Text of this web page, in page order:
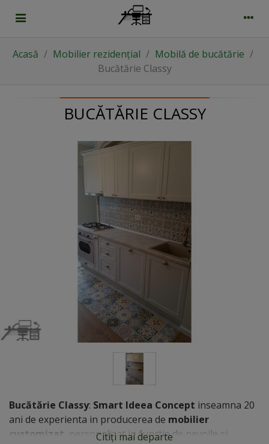
Acasă / Mobilier rezidențial / Mobilă de bucătărie /
Bucătărie Classy
BUCĂTĂRIE CLASSY
Bucătărie Classy: Smart Ideea Concept inseamna 20
ani de experienta in producerea de mobilier
customizat , personalizat in functie de nevoile si
Citiți mai departe